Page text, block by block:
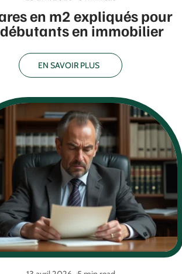
en m2 expliqués pour
en immobilier
EN SAVOIR PLUS